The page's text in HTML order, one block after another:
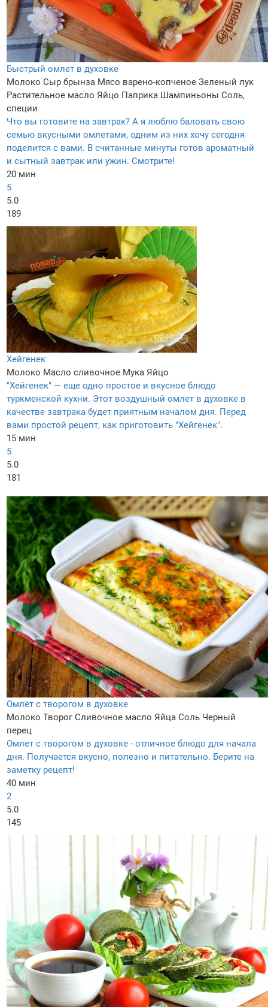
Быстрый омлет в духовке
Молоко Сыр брынза Мясо варено-копченое Зеленый лук
Растительное масло Яйцо Паприка Шампиньоны Соль,
специи
Что вы готовите на завтрак? А я люблю баловать свою
семью вкусными омлетами, одним из них хочу сегодня
поделится с вами. В считанные минуты готов ароматный
и сытный завтрак или ужин. Смотрите!
20 мин
5
5.0
189
Хейгенек
Молоко Масло сливочное Мука Яйцо
"Хейгенек" — еще одно простое и вкусное блюдо
туркменской кухни. Этот воздушный омлет в духовке в
качестве завтрака будет приятным началом дня. Перед
вами простой рецепт, как приготовить "Хейгенек".
15 мин
5
5.0
181
Омлет с творогом в духовке
Молоко Творог Сливочное масло Яйца Соль Черный
перец
Омлет с творогом в духовке - отличное блюдо для начала
дня. Получается вкусно, полезно и питательно. Берите на
заметку рецепт!
40 мин
2
5.0
145